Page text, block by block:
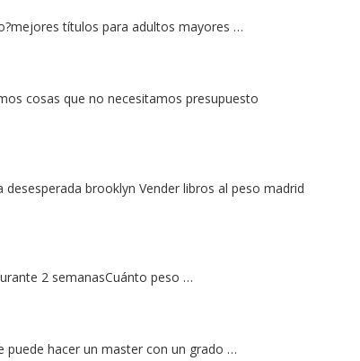
títulos para adultos mayores …
cosas que no necesitamos presupuesto
brooklyn Vender libros al peso madrid
2 semanasCuánto peso …
puede hacer un master con un grado …